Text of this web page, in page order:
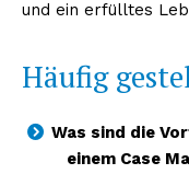
und ein erfülltes
Häufig
Was sind die
einem Case